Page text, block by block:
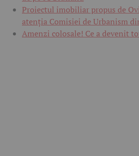
Proiectul imobiliar propus de
atenția Comisiei de Urbanism
Amenzi colosale! Ce a devenit